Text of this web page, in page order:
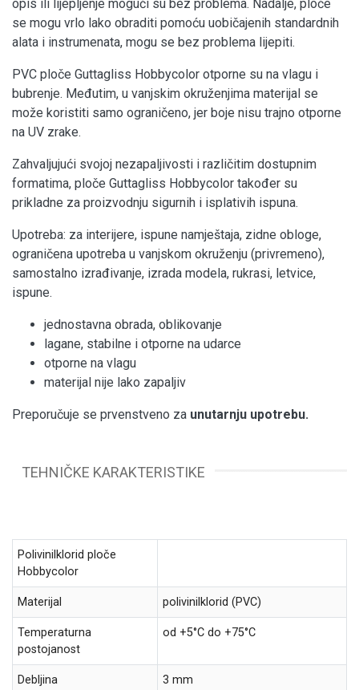
opis ili lijepljenje mogući su bez problema. Nadalje, ploče
se mogu vrlo lako obraditi pomoću uobičajenih standardnih
alata i instrumenata, mogu se bez problema lijepiti.
PVC ploče Guttagliss Hobbycolor otporne su na vlagu i
bubrenje. Međutim, u vanjskim okruženjima materijal se
može koristiti samo ograničeno, jer boje nisu trajno otporne
na UV zrake.
Zahvaljujući svojoj nezapaljivosti i različitim dostupnim
formatima, ploče Guttagliss Hobbycolor također su
prikladne za proizvodnju sigurnih i isplativih ispuna.
Upotreba: za interijere, ispune namještaja, zidne obloge,
ograničena upotreba u vanjskom okruženju (privremeno),
samostalno izrađivanje, izrada modela, rukrasi, letvice,
ispune.
jednostavna obrada, oblikovanje
lagane, stabilne i otporne na udarce
otporne na vlagu
materijal nije lako zapaljiv
Preporučuje se prvenstveno za unutarnju upotrebu.
TEHNIČKE KARAKTERISTIKE
Polivinilklorid ploče
Hobbycolor
Materijal polivinilklorid (PVC)
Temperaturna
postojanost
od +5°C do +75°C
Debljina 3 mm